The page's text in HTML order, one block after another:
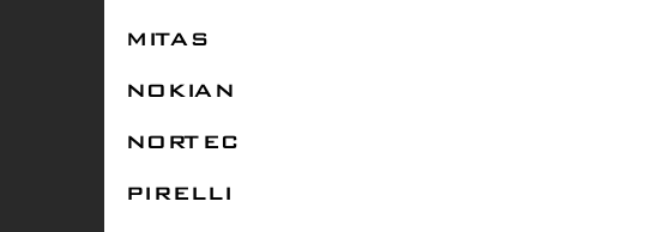
MITAS
NOKIAN
NORTEC
PIRELLI